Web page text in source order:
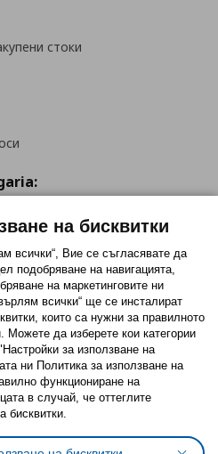
стоки
Instagram
на бисквитки (Cookies)
използване на бисквитки
на бисквитки
всички“, Вие се съгласявате да
подобряване на навигацията,
на маркетинговите ни
всички“ ще се инсталират
които са нужни за правилното
Можете да изберете кои категории
за използване на
ни Политика за използване на
функциониране на
в случай, че оттеглите
бисквитки.